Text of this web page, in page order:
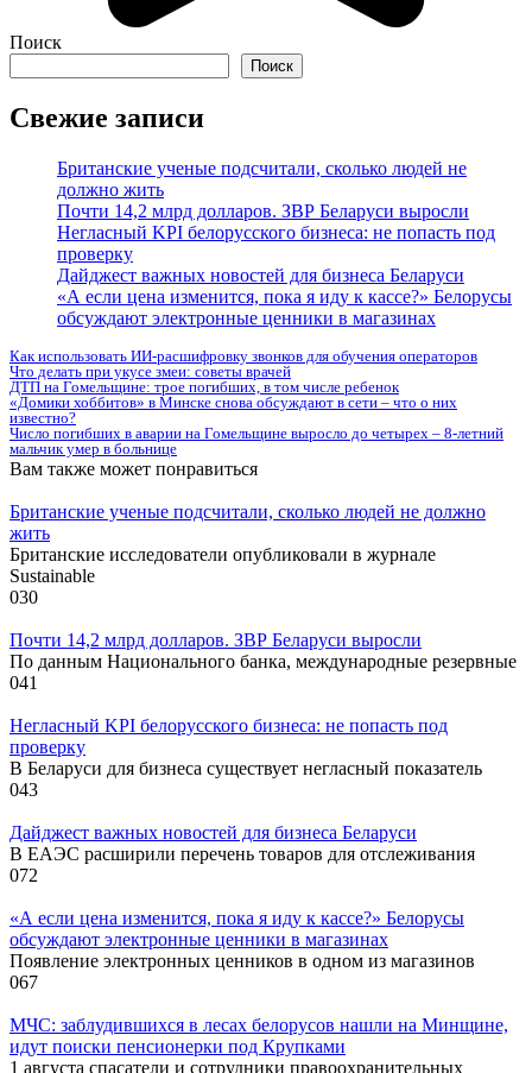
Поиск
Поиск
Свежие записи
Британские ученые подсчитали, сколько людей не
должно жить
Почти 14,2 млрд долларов. ЗВР Беларуси выросли
Негласный KPI белорусского бизнеса: не попасть под
проверку
Дайджест важных новостей для бизнеса Беларуси
«А если цена изменится, пока я иду к кассе?» Белорусы
обсуждают электронные ценники в магазинах
Как использовать ИИ-расшифровку звонков для обучения операторов
Что делать при укусе змеи: советы врачей
ДТП на Гомельщине: трое погибших, в том числе ребенок
«Домики хоббитов» в Минске снова обсуждают в сети – что о них
известно?
Число погибших в аварии на Гомельщине выросло до четырех – 8-летний
мальчик умер в больнице
Вам также может понравиться
Британские ученые подсчитали, сколько людей не должно
жить
Британские исследователи опубликовали в журнале
Sustainable
030
Почти 14,2 млрд долларов. ЗВР Беларуси выросли
По данным Национального банка, международные резервные
041
Негласный KPI белорусского бизнеса: не попасть под
проверку
В Беларуси для бизнеса существует негласный показатель
043
Дайджест важных новостей для бизнеса Беларуси
В ЕАЭС расширили перечень товаров для отслеживания
072
«А если цена изменится, пока я иду к кассе?» Белорусы
обсуждают электронные ценники в магазинах
Появление электронных ценников в одном из магазинов
067
МЧС: заблудившихся в лесах белорусов нашли на Минщине,
идут поиски пенсионерки под Крупками
1 августа спасатели и сотрудники правоохранительных